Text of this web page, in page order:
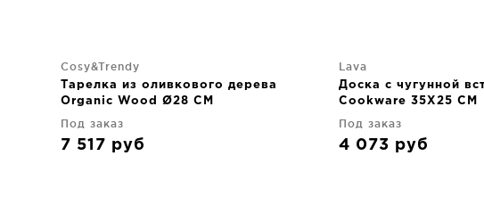
Cosy&Trendy
Тарелка из оливкового дерева
Organic Wood Ø28 CM
Под заказ
7 517 руб
Lava
Доска с чугунной
Cookware 35X25 CM
Под заказ
4 073 руб